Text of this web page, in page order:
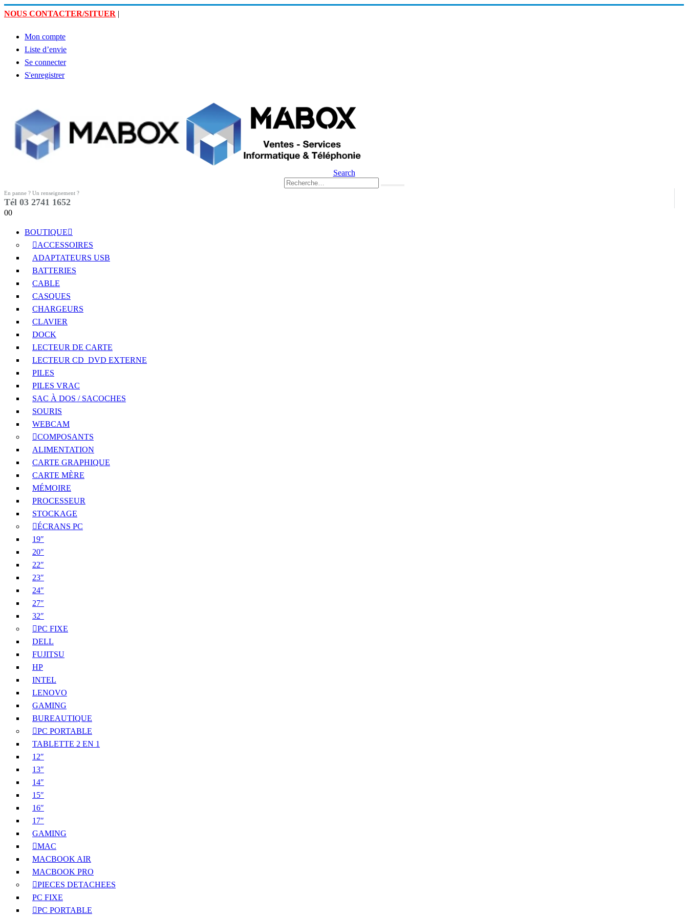
NOUS CONTACTER/SITUER |
Mon compte
Liste d’envie
Se connecter
S'enregistrer
Search
En panne ? Un renseignement ?
Tél 03 2741 1652
00
BOUTIQUE
ACCESSOIRES
ADAPTATEURS USB
BATTERIES
CABLE
CASQUES
CHARGEURS
CLAVIER
DOCK
LECTEUR DE CARTE
LECTEUR CD_DVD EXTERNE
PILES
PILES VRAC
SAC À DOS / SACOCHES
SOURIS
WEBCAM
COMPOSANTS
ALIMENTATION
CARTE GRAPHIQUE
CARTE MÈRE
MÉMOIRE
PROCESSEUR
STOCKAGE
ÉCRANS PC
19″
20″
22″
23″
24″
27″
32″
PC FIXE
DELL
FUJITSU
HP
INTEL
LENOVO
GAMING
BUREAUTIQUE
PC PORTABLE
TABLETTE 2 EN 1
12″
13″
14″
15″
16″
17″
GAMING
MAC
MACBOOK AIR
MACBOOK PRO
PIECES DETACHEES
PC FIXE
PC PORTABLE